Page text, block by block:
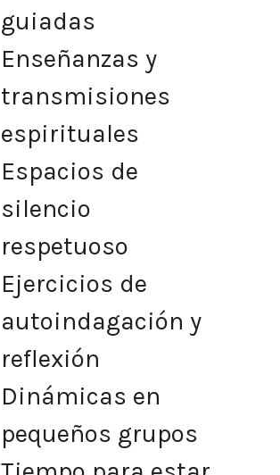
guiadas
Enseñanzas y
transmisiones
espirituales
Espacios de
silencio
respetuoso
Ejercicios de
autoindagación y
reflexión
Dinámicas en
pequeños grupos